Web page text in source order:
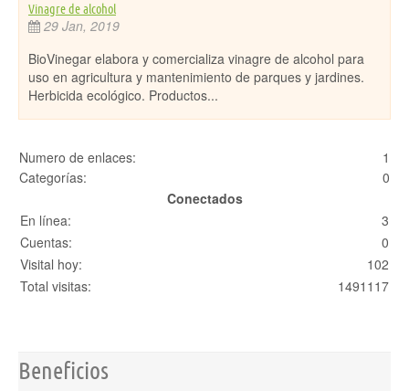
Vinagre de alcohol
29 Jan, 2019
BioVinegar elabora y comercializa vinagre de alcohol para
uso en agricultura y mantenimiento de parques y jardines.
Herbicida ecológico. Productos...
Numero de enlaces:
1
Categorías:
0
Conectados
En línea:
3
Cuentas:
0
Visital hoy:
102
Total visitas:
1491117
Beneficios